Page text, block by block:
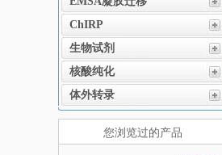
ChIRP
生物试剂
核酸纯化
体外转录
您浏览过的产品